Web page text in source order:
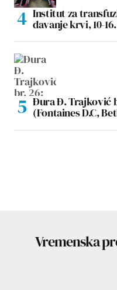
Institut za
davanje krvi, 10-
Đura Đ. Trajković
(Fontaines D.C,
Vremenska